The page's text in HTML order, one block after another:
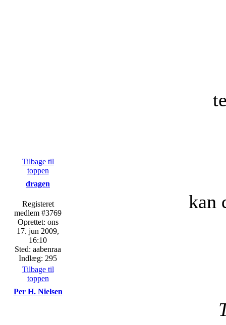
Tilbage til
toppen
dragen
Registeret
medlem #3769
Oprettet: ons
17. jun 2009,
16:10
Sted: aabenraa
Indlæg: 295
kan
Tilbage til
toppen
Per H. Nielsen